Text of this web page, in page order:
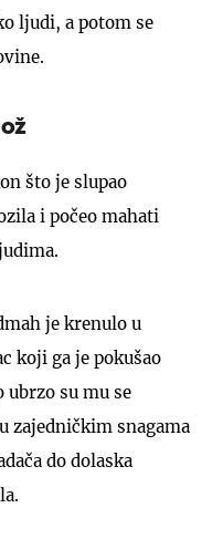
ljudi, a potom se
što je slupao
i počeo mahati
je krenulo u
koji ga je pokušao
ubrzo su mu se
zajedničkim snagama
do dolaska